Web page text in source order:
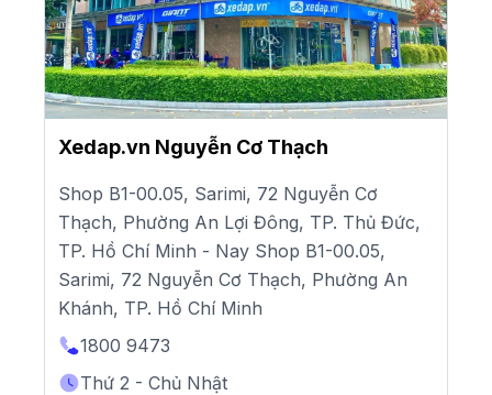
Xedap.vn Nguyễn Cơ Thạch
Shop B1-00.05, Sarimi, 72 Nguyễn Cơ
Thạch, Phường An Lợi Đông, TP. Thủ Đức,
TP. Hồ Chí Minh - Nay Shop B1-00.05,
Sarimi, 72 Nguyễn Cơ Thạch, Phường An
Khánh, TP. Hồ Chí Minh
1800 9473
Thứ 2 - Chủ Nhật